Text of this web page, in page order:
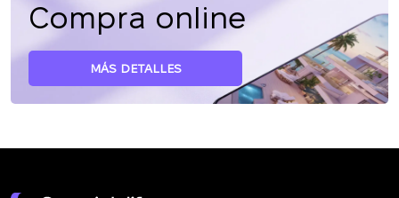
Compra online
MÁS DETALLES